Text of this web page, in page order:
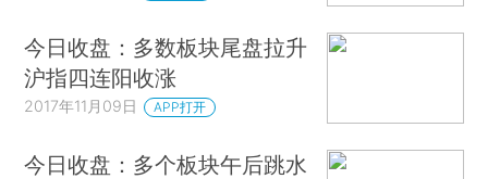
今日收盘：多数板块尾盘拉升
沪指四连阳收涨
2017年11月09日 APP打开
今日收盘：多个板块午后跳水